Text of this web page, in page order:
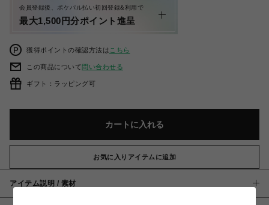
会員登録後、ポケパル払い初回登録&利用で
最大1,500円分ポイント進呈
獲得ポイントの確認方法は こちら
この商品について問い合わせる
ギフト：ラッピング可
カートに入れる
お気に入りアイテムに追加
アイテム説明 / 素材